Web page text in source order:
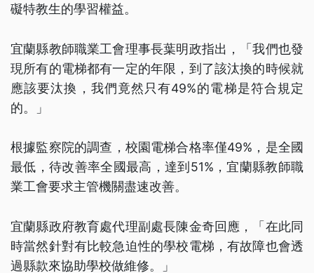
礙特教生的學習權益。
宜蘭縣教師職業工會理事長葉明政指出，「我們也發
現所有的電梯都有一定的年限，到了該汰換的時候就
應該要汰換，我們竟然只有49%的電梯是符合規定
的。」
根據監察院的調查，校園電梯合格率僅49%，是全國
最低，待改善率全國最高，達到51%，宜蘭縣教師職
業工會要求主管機關盡速改善。
宜蘭縣政府教育處代理副處長陳金奇回應，「在此同
時當然針對有比較急迫性的學校電梯，有故障也會透
過縣款來協助學校做維修。」